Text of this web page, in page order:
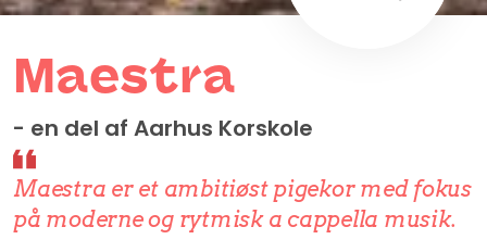
Maestra
- en del af Aarhus Korskole
Maestra er et ambitiøst pigekor med fokus
på moderne og rytmisk a cappella musik.